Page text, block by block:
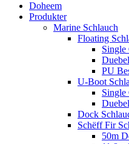
Doheem
Produkter
Marine Schlauch
Floating
Single
PU
U-Boot
Single
Dock
Schëff Fir
50m